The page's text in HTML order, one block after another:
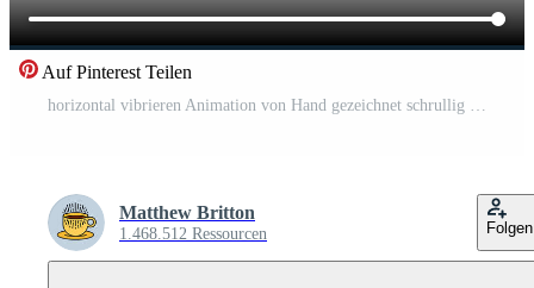
Auf Pinterest Teilen
horizontal vibrieren Animation von Hand gezeichnet schrullig Karikatur Fisch Pro Video
Matthew Britton
1.468.512 Ressourcen Folgen